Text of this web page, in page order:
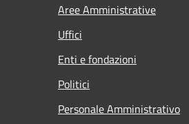
Aree Amministrative
Uffici
Enti e fondazioni
Politici
Personale Amministrativo